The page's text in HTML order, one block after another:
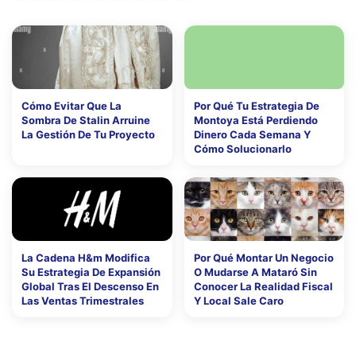
Cómo Evitar Que La
Sombra De Stalin Arruine
La Gestión De Tu Proyecto
Por Qué Tu Estrategia De
Montoya Está Perdiendo
Dinero Cada Semana Y
Cómo Solucionarlo
La Cadena H&m Modifica
Su Estrategia De Expansión
Global Tras El Descenso En
Las Ventas Trimestrales
Por Qué Montar Un Negocio
O Mudarse A Mataró Sin
Conocer La Realidad Fiscal
Y Local Sale Caro